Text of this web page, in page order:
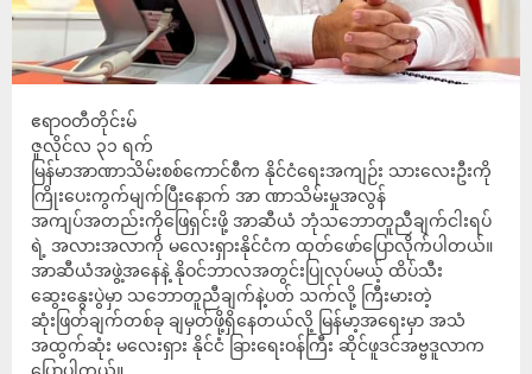
ဧရာဝတီတိုင်းမ်
ဇူလိုင်လ ၃၁ ရက်
မြန်မာအာဏာသိမ်းစစ်ကောင်စီက နိုင်ငံရေးအကျဉ်း သားလေးဦးကို
ကြိုးပေးကွက်မျက်ပြီးနောက် အာ ဏာသိမ်းမှုအလွန်
အကျပ်အတည်းကိုဖြေရှင်းဖို့ အာဆီယံ ဘုံသဘောတူညီချက်ငါးရပ်
ရဲ့ အလားအလာကို မလေးရှားနိုင်ငံက ထုတ်ဖော်ပြောလိုက်ပါတယ်။
အာဆီယံအဖွဲ့အနေနဲ့ နိုဝင်ဘာလအတွင်းပြုလုပ်မယ့် ထိပ်သီး
ဆွေးနွေးပွဲမှာ သဘောတူညီချက်နဲ့ပတ် သက်လို့ ကြီးမားတဲ့
ဆုံးဖြတ်ချက်တစ်ခု ချမှတ်ဖို့ရှိနေတယ်လို့ မြန်မာ့အရေးမှာ အသံ
အထွက်ဆုံး မလေးရှား နိုင်ငံ ခြားရေးဝန်ကြီး ဆိုင်ဖူဒင်အဗ္ဗဒူလာက